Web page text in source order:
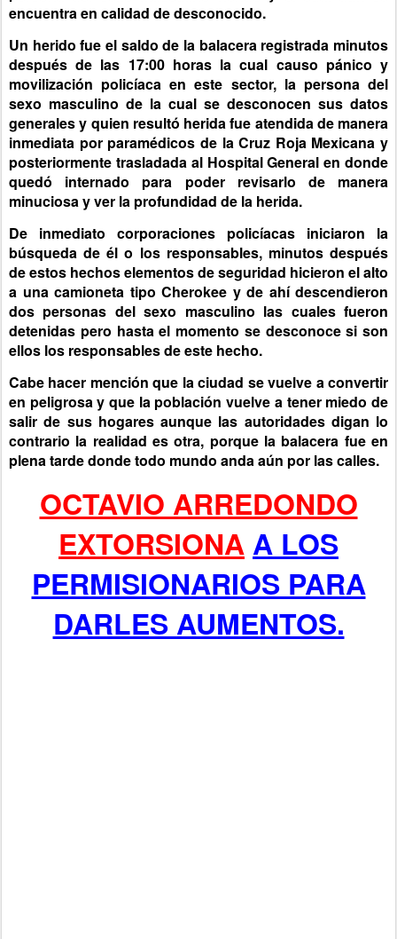
encuentra en calidad de desconocido.
Un herido fue el saldo de la balacera registrada minutos
después de las 17:00 horas la cual causo pánico y
movilización policíaca en este sector, la persona del
sexo masculino de la cual se desconocen sus datos
generales y quien resultó herida fue atendida de manera
inmediata por paramédicos de la Cruz Roja Mexicana y
posteriormente trasladada al Hospital General en donde
quedó internado para poder revisarlo de manera
minuciosa y ver la profundidad de la herida.
De inmediato corporaciones policíacas iniciaron la
búsqueda de él o los responsables, minutos después
de estos hechos elementos de seguridad hicieron el alto
a una camioneta tipo Cherokee y de ahí descendieron
dos personas del sexo masculino las cuales fueron
detenidas pero hasta el momento se desconoce si son
ellos los responsables de este hecho.
Cabe hacer mención que la ciudad se vuelve a convertir
en peligrosa y que la población vuelve a tener miedo de
salir de sus hogares aunque las autoridades digan lo
contrario la realidad es otra, porque la balacera fue en
plena tarde donde todo mundo anda aún por las calles.
OCTAVIO ARREDONDO
EXTORSIONA A LOS
PERMISIONARIOS PARA
DARLES AUMENTOS.